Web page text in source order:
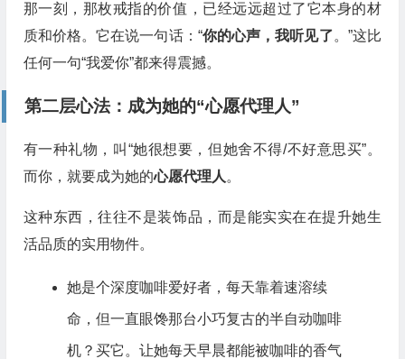
那一刻，那枚戒指的价值，已经远远超过了它本身的材
质和价格。它在说一句话：“你的心声，我听见了。”这比
任何一句“我爱你”都来得震撼。
第二层心法：成为她的“心愿代理人”
有一种礼物，叫“她很想要，但她舍不得/不好意思买”。
而你，就要成为她的心愿代理人 。
这种东西，往往不是装饰品，而是能实实在在提升她生
活品质的实用物件。
她是个深度咖啡爱好者，每天靠着速溶续
命，但一直眼馋那台小巧复古的半自动咖啡
机？买它。让她每天早晨都能被咖啡的香气